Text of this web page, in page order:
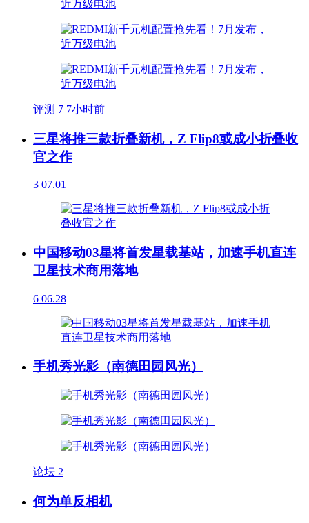
评测 7 7小时前
三星将推三款折叠新机，Z Flip8或成小折叠收
官之作
3 07.01
中国移动03星将首发星载基站，加速手机直连
卫星技术商用落地
6 06.28
手机秀光影（南德田园风光）
论坛 2
何为单反相机